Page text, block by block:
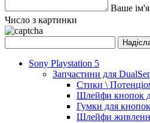
Ваше ім'я
Число з картинки
Sony Playstation 5
Запчастини для
Стики \
Шлейфи кнопок
Гумки для
Шлейфи